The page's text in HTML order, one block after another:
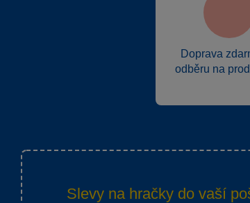
Doprava
odběru na
Slevy na hračky do vaší